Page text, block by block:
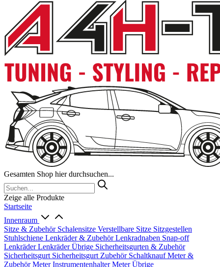
Gesamten Shop hier durchsuchen...
Zeige alle Produkte
Startseite
Innenraum
Sitze & Zubehör Schalensitze Verstellbare Sitze Sitzgestellen
Stuhlschiene Lenkräder & ZubehörLenkradnaben Snap-off
LenkräderLenkräder Übrige Sicherheitsgurten & Zubehör
Sicherheitsgurt Sicherheitsgurt Zubehör SchaltknaufMeter &
ZubehörMeterInstrumentenhalterMeter Übrige